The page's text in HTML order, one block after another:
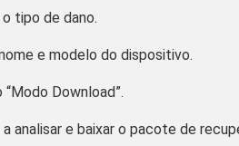
tipo de dano.
e modelo do dispositivo.
Download”.
analisar e baixar o pacote de